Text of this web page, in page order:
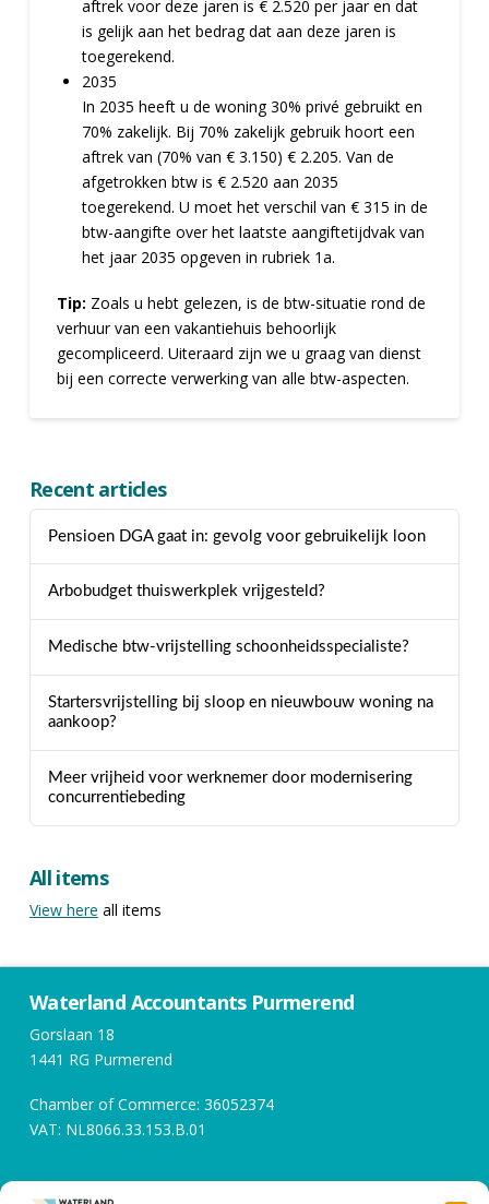
aftrek voor deze jaren is € 2.520 per jaar en dat
is gelijk aan het bedrag dat aan deze jaren is
toegerekend.
2035
In 2035 heeft u de woning 30% privé gebruikt en
70% zakelijk. Bij 70% zakelijk gebruik hoort een
aftrek van (70% van € 3.150) € 2.205. Van de
afgetrokken btw is € 2.520 aan 2035
toegerekend. U moet het verschil van € 315 in de
btw-aangifte over het laatste aangiftetijdvak van
het jaar 2035 opgeven in rubriek 1a.
Tip: Zoals u hebt gelezen, is de btw-situatie rond de
verhuur van een vakantiehuis behoorlijk
gecompliceerd. Uiteraard zijn we u graag van dienst
bij een correcte verwerking van alle btw-aspecten.
Recent articles
Pensioen DGA gaat in: gevolg voor gebruikelijk loon
Arbobudget thuiswerkplek vrijgesteld?
Medische btw-vrijstelling schoonheidsspecialiste?
Startersvrijstelling bij sloop en nieuwbouw woning na
aankoop?
Meer vrijheid voor werknemer door modernisering
concurrentiebeding
All items
View here all items
Waterland Accountants Purmerend
Gorslaan 18
1441 RG Purmerend
Chamber of Commerce: 36052374
VAT: NL8066.33.153.B.01
Opening hours